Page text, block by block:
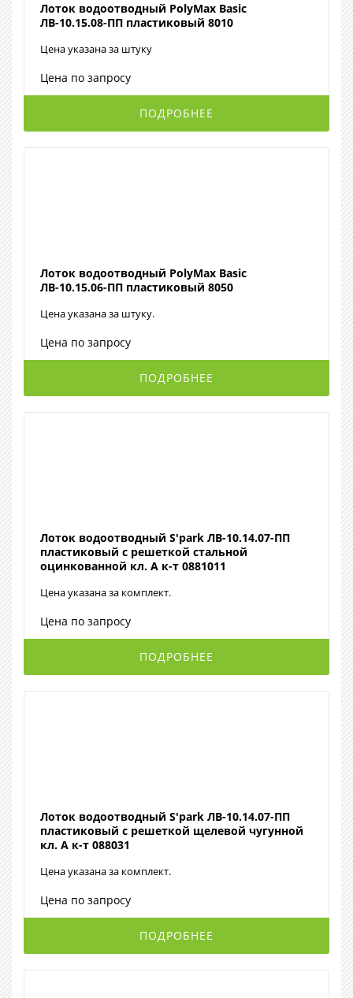
Лоток водоотводный PolyMax Basic
ЛВ-10.15.08-ПП пластиковый 8010
Цена указана за штуку
Цена по запросу
ПОДРОБНЕЕ
Лоток водоотводный PolyMax Basic
ЛВ-10.15.06-ПП пластиковый 8050
Цена указана за штуку.
Цена по запросу
ПОДРОБНЕЕ
Лоток водоотводный S'park ЛВ-10.14.07-ПП
пластиковый с решеткой стальной
оцинкованной кл. А к-т 0881011
Цена указана за комплект.
Цена по запросу
ПОДРОБНЕЕ
Лоток водоотводный S'park ЛВ-10.14.07-ПП
пластиковый с решеткой щелевой чугунной
кл. A к-т 088031
Цена указана за комплект.
Цена по запросу
ПОДРОБНЕЕ